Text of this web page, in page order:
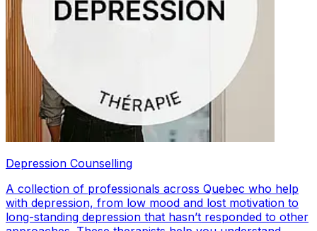
Depression Counselling
A collection of professionals across Quebec who help
with depression, from low mood and lost motivation to
long-standing depression that hasn’t responded to other